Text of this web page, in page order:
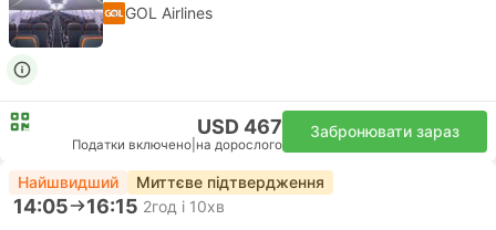
GOL Airlines
USD 467
Податки включено на дорослого
Забронювати зараз
Найшвидший Миттєве підтвердження
14:05 16:15 2год і 10хв